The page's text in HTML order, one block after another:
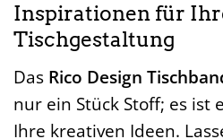
Inspirationen für
Tischgestaltung
Das Rico Design
nur ein Stück Stoff; es ist
Ihre kreativen Ideen.